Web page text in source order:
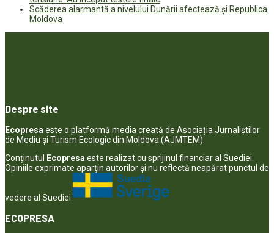
Scăderea alarmantă a nivelului Dunării afectează și Republica
Moldova
Despre site
Ecopresa este o platformă media creată de Asociația Jurnaliștilor
de Mediu și Turism Ecologic din Moldova (AJMTEM).
Conținutul Ecopresa este realizat cu sprijinul financiar al Suediei.
Opiniile exprimate aparţin autorilor şi nu reflectă neapărat punctul de
vedere al Suediei.
ECOPRESA